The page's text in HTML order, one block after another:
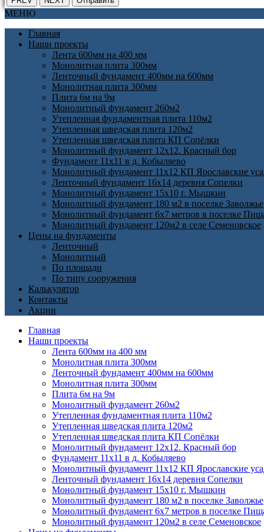
МЕНЮ
Главная
Наши проекты
Лента 600мм на 400 мм
Монолитная плита 300мм
Ленточный фундамент 400мм на 600мм
Монолитная плита 300мм
Плита 6м на 9м
Монолитный фундамент 260м2
Утепленная фундаментная плита 110м2
Утепленная шведская плита 120м2
Утепленная шведская плита КП Cопёлки
Монолитный фундамент 12х12. Красный бор
Фундамент 11х11 в д. Кобыляево
Монолитный фундамент 11х12 КП Ярославские
Ленточный фундамент 16х14 деревня Сопелки
Монолитный фундамент 15х10 г. Мышкин
Монолитный фундамент 180 м2 в поселке Заволжье
Монолитный фундамент 6х7 метров в поселке
Монолитный фундамент 120м2 в селе Семеновское
Цены на фундаменты
Ленточный
Монолитный
По площади
По типу сооружения
Калькулятор
Контакты
Акции
Главная
Наши проекты
Лента 600мм на 400 мм
Монолитная плита 300мм
Ленточный фундамент 400мм на 600мм
Монолитная плита 300мм
Плита 6м на 9м
Монолитный фундамент 260м2
Утепленная фундаментная плита 110м2
Утепленная шведская плита 120м2
Утепленная шведская плита КП Cопёлки
Монолитный фундамент 12х12. Красный бор
Фундамент 11х11 в д. Кобыляево
Монолитный фундамент 11х12 КП Ярославские
Ленточный фундамент 16х14 деревня Сопелки
Монолитный фундамент 15х10 г. Мышкин
Монолитный фундамент 180 м2 в поселке Заволжье
Монолитный фундамент 6х7 метров в поселке
Монолитный фундамент 120м2 в селе Семеновское